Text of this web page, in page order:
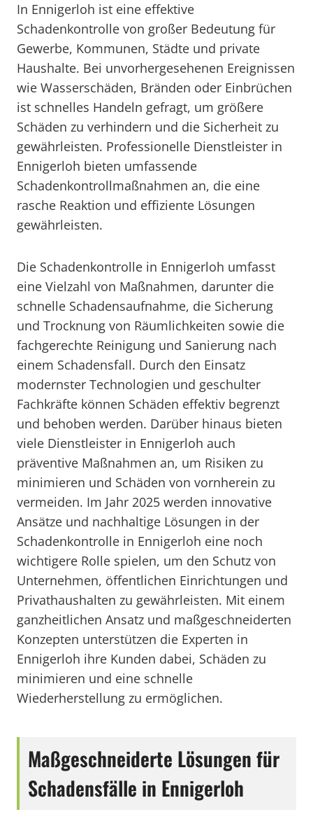
In Ennigerloh ist eine effektive
Schadenkontrolle von großer Bedeutung für
Gewerbe, Kommunen, Städte und private
Haushalte. Bei unvorhergesehenen Ereignissen
wie Wasserschäden, Bränden oder Einbrüchen
ist schnelles Handeln gefragt, um größere
Schäden zu verhindern und die Sicherheit zu
gewährleisten. Professionelle Dienstleister in
Ennigerloh bieten umfassende
Schadenkontrollmaßnahmen an, die eine
rasche Reaktion und effiziente Lösungen
gewährleisten.
Die Schadenkontrolle in Ennigerloh umfasst
eine Vielzahl von Maßnahmen, darunter die
schnelle Schadensaufnahme, die Sicherung
und Trocknung von Räumlichkeiten sowie die
fachgerechte Reinigung und Sanierung nach
einem Schadensfall. Durch den Einsatz
modernster Technologien und geschulter
Fachkräfte können Schäden effektiv begrenzt
und behoben werden. Darüber hinaus bieten
viele Dienstleister in Ennigerloh auch
präventive Maßnahmen an, um Risiken zu
minimieren und Schäden von vornherein zu
vermeiden. Im Jahr 2025 werden innovative
Ansätze und nachhaltige Lösungen in der
Schadenkontrolle in Ennigerloh eine noch
wichtigere Rolle spielen, um den Schutz von
Unternehmen, öffentlichen Einrichtungen und
Privathaushalten zu gewährleisten. Mit einem
ganzheitlichen Ansatz und maßgeschneiderten
Konzepten unterstützen die Experten in
Ennigerloh ihre Kunden dabei, Schäden zu
minimieren und eine schnelle
Wiederherstellung zu ermöglichen.
Maßgeschneiderte Lösungen für
Schadensfälle in Ennigerloh